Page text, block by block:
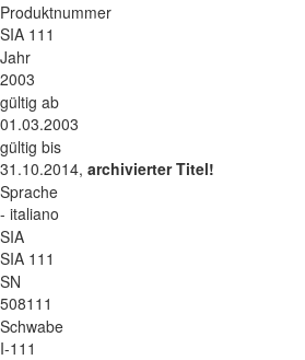
Produktnummer
SIA 111
Jahr
2003
gültig ab
01.03.2003
gültig bis
31.10.2014, archivierter Titel!
Sprache
- italiano
SIA
SIA 111
SN
508111
Schwabe
I-111